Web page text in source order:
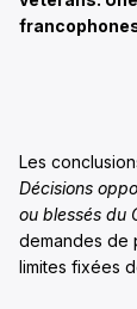
Les
Décisions
ou blessés du
demandes de
limites fixées